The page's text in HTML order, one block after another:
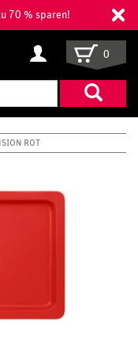
70 % sparen!
Suchbegriff
eingeben
0
ROT